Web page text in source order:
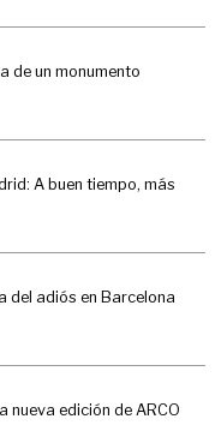
de un monumento
A buen tiempo, más
del adiós en Barcelona
nueva edición de ARCO